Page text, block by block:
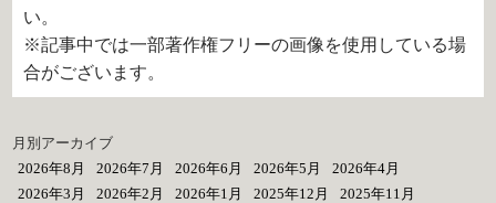
い。
※記事中では一部著作権フリーの画像を使用している場
合がございます。
月別アーカイブ
2026年8月
2026年7月 2026年6月 2026年5月
2026年4月
2026年3月
2026年2月 2026年1月 2025年12月
2025年11月